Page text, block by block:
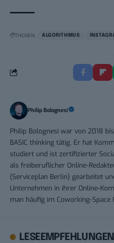
THEMEN: ALGORITHMUS
Philip Bolognesi
Philip Bolognesi war von 2018
BASIC thinking tätig. Er hat
studiert und ist zertifizierter
als freiberuflicher Online-
(Serviceplan Berlin) gearbeitet
Unternehmen in ihrer Online-
man häufig im Coworking-Space
LESEEMPFEHLUNGEN